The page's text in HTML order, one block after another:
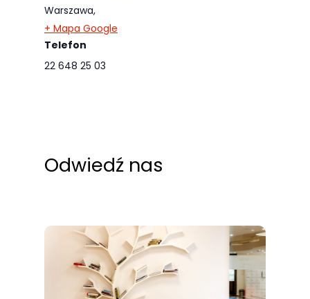
Warszawa,
+ Mapa Google
Telefon
22 648 25 03
Odwiedź nas